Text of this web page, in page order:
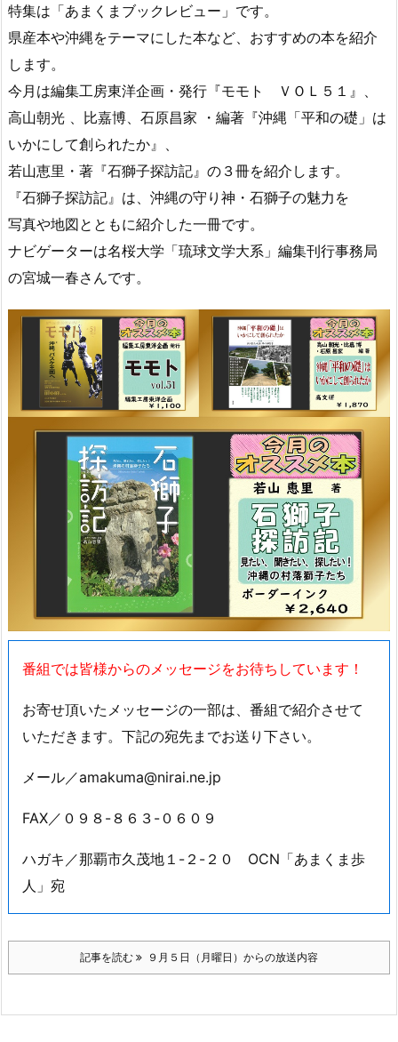
特集は「あまくまブックレビュー」です。
県産本や沖縄をテーマにした本など、おすすめの本を紹介
します。
今月は編集工房東洋企画・発行『モモト ＶＯＬ５１』、
高山朝光 、比嘉博、石原昌家 ・編著『沖縄「平和の礎」は
いかにして創られたか』、
若山恵里・著『石獅子探訪記』の３冊を紹介します。
『石獅子探訪記』は、沖縄の守り神・石獅子の魅力を
写真や地図とともに紹介した一冊です。
ナビゲーターは名桜大学「琉球文学大系」編集刊行事務局
の宮城一春さんです。
番組では皆様からのメッセージをお待ちしています！
お寄せ頂いたメッセージの一部は、番組で紹介させて
いただきます。下記の宛先までお送り下さい。
メール／amakuma@nirai.ne.jp
FAX／０９８-８６３-０６０９
ハガキ／那覇市久茂地１-２-２０ OCN「あまくま歩
人」宛
記事を読む ９月５日（月曜日）からの放送内容